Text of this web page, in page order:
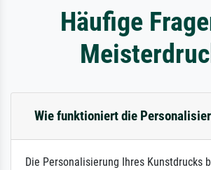
Häufige
Wie funktioniert die
Die Personalisierung Ihres Kunstdrucks